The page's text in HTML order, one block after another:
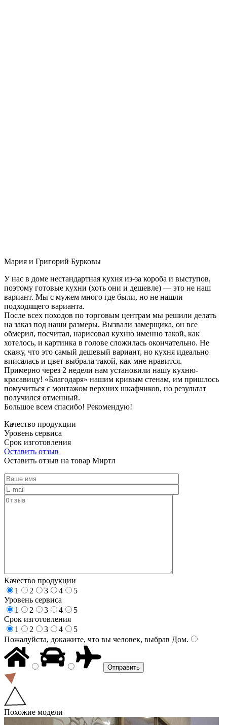
Мария и Григорий Бурковы
У нас в доме нестандартная кухня из-за короба и выступов,
поэтому готовые кухни (хоть они и дешевле) — это не наш
вариант. Мы с мужем много где были, но не нашли
подходящего варианта.
После всех походов по торговым центрам мы решили делать
на заказ под наши размеры. Вызвали замерщика, он все
обмерил, посчитал, нарисовал кухню именно такой, как
хотелось, и картинка в голове сложилась окончательно. Не
скажу, что это самый дешевый вариант, но кухня идеально
вписалась и цвет выбрала такой, как мне нравится.
Примерно через 2 недели нам установили нашу кухню-
красавицу! «Благодаря» нашим кривым стенам, им пришлось
помучиться с монтажом верхних шкафчиков, но результат
получился отменный.
Большое всем спасибо! Рекомендую!
Качество продукции
Уровень сервиса
Срок изготовления
Оставить отзыв
Оставить отзыв на товар Миртл
Качество продукции
1
2 3 4
5
Уровень сервиса
1
2 3 4
5
Срок изготовления
1
2 3 4
5
Пожалуйста, докажите, что вы человек, выбрав Дом.
Похожие модели